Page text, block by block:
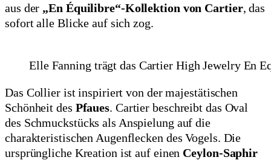
aus der „En Équilibre“-Kollektion von Cartier, das
sofort alle Blicke auf sich zog.
Elle Fanning trägt das Cartier High Jewelry En
Das Collier ist inspiriert von der majestätischen
Schönheit des Pfaues. Cartier beschreibt das Oval
des Schmuckstücks als Anspielung auf die
charakteristischen Augenflecken des Vogels. Die
ursprüngliche Kreation ist auf einen Ceylon-Saphir